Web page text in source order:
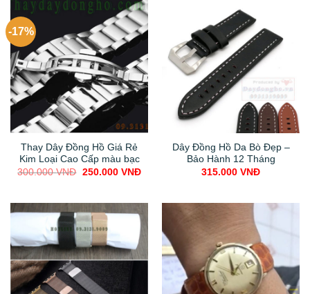
-17%
Thay Dây Đồng Hồ Giá Rẻ
Kim Loại Cao Cấp màu bạc
300.000VNĐ Original
250.000 VNĐCurrent
Dây Đồng Hồ Da Bò Đẹp –
Bảo Hành 12 Tháng
315.000 VNĐ